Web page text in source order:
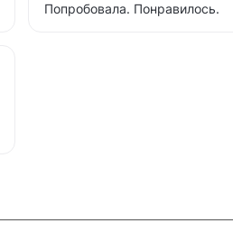
Попробовала. Понравилось.